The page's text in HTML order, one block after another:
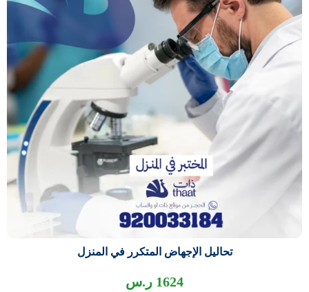
تحاليل الإجهاض المتكرر في المنزل
1624 ر.س